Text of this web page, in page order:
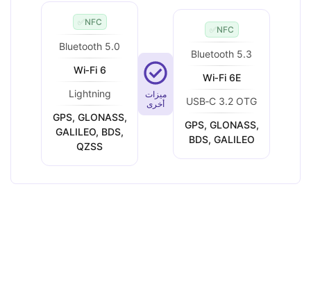
NFC
✅
Bluetooth 5.3
Wi‑Fi 6E
USB‑C 3.2 OTG
GPS, GLONASS,
BDS, GALILEO
ميزات
أخرى
NFC
✅
Bluetooth 5.0
Wi‑Fi 6
Lightning
GPS, GLONASS,
GALILEO, BDS,
QZSS